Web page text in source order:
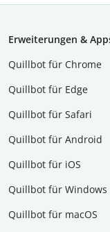
Erweiterungen &
Quillbot für Chrome
Quillbot für Edge
Quillbot für Safari
Quillbot für Android
Quillbot für iOS
Quillbot für Windows
Quillbot für macOS